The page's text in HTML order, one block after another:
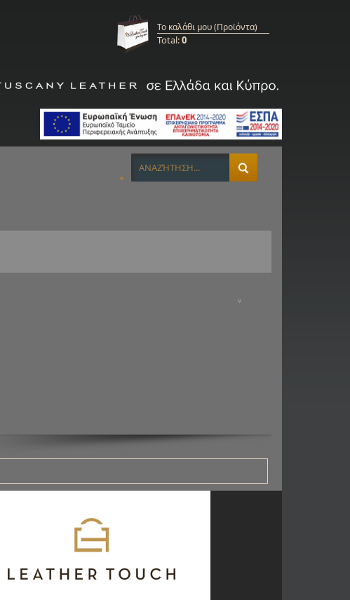
Το καλάθι μου (Προϊόντα)
Total:0